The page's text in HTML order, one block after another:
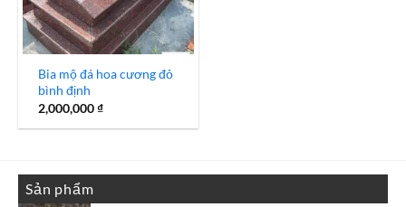
Bia mộ đá hoa cương đỏ
bình định
2,000,000₫
Sản phẩm